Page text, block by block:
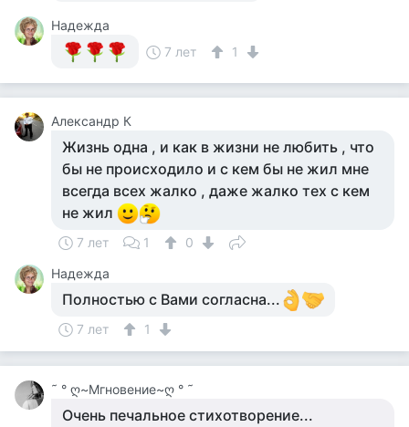
Надежда
7 лет
1
Александр К
Жизнь одна , и как в жизни не любить , что
бы не происходило и с кем бы не жил мне
всегда всех жалко , даже жалко тех с кем
не жил
7 лет 1
0
Надежда
Полностью с Вами согласна...
7 лет 1
˜ ° ღ~Мгновение~ღ ° ˜
Очень печальное стихотворение...